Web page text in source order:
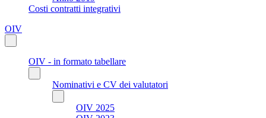
Costi contratti integrativi
OIV
OIV - in formato tabellare
Nominativi e CV dei valutatori
OIV 2025